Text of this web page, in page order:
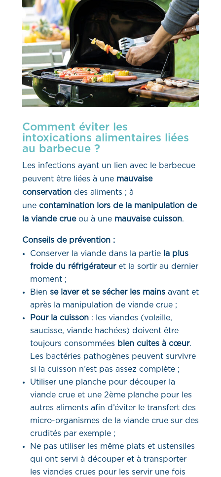
Comment éviter les
intoxications alimentaires liées
au barbecue ?
Les infections ayant un lien avec le barbecue
peuvent être liées à une mauvaise
conservation des aliments ; à
une contamination lors de la manipulation de
la viande crue ou à une mauvaise cuisson.
Conseils de prévention :
Conserver la viande dans la partie la plus
froide du réfrigérateur et la sortir au dernier
moment ;
Bien se laver et se sécher les mainsavant et
après la manipulation de viande crue ;
Pour la cuisson : les viandes (volaille,
saucisse, viande hachées) doivent être
toujours consommées bien cuites à cœur.
Les bactéries pathogènes peuvent survivre
si la cuisson n’est pas assez complète ;
Utiliser une planche pour découper la
viande crue et une 2ème planche pour les
autres aliments afin d’éviter le transfert des
micro-organismes de la viande crue sur des
crudités par exemple ;
Ne pas utiliser les même plats et ustensiles
qui ont servi à découper et à transporter
les viandes crues pour les servir une fois